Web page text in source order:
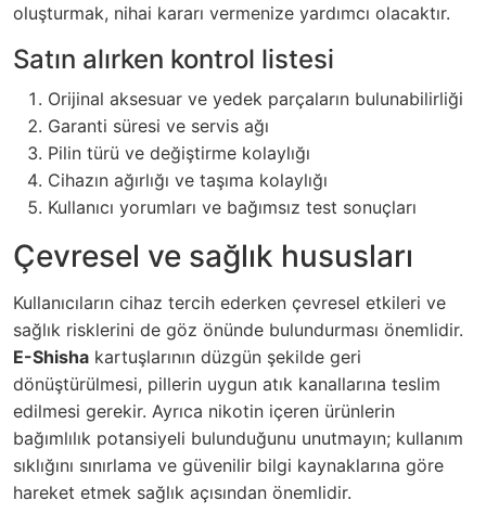
oluşturmak, nihai kararı vermenize yardımcı olacaktır.
Satın alırken kontrol listesi
Orijinal aksesuar ve yedek parçaların bulunabilirliği
Garanti süresi ve servis ağı
Pilin türü ve değiştirme kolaylığı
Cihazın ağırlığı ve taşıma kolaylığı
Kullanıcı yorumları ve bağımsız test sonuçları
Çevresel ve sağlık hususları
Kullanıcıların cihaz tercih ederken çevresel etkileri ve
sağlık risklerini de göz önünde bulundurması önemlidir.
E-Shisha kartuşlarının düzgün şekilde geri
dönüştürülmesi, pillerin uygun atık kanallarına teslim
edilmesi gerekir. Ayrıca nikotin içeren ürünlerin
bağımlılık potansiyeli bulunduğunu unutmayın; kullanım
sıklığını sınırlama ve güvenilir bilgi kaynaklarına göre
hareket etmek sağlık açısından önemlidir.